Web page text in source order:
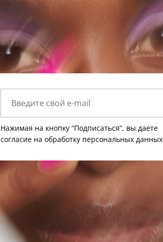
Нажимая на кнопку “Подписаться”, вы даете
согласие на обработку персональных данных